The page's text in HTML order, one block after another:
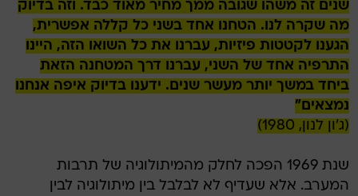
שנים זה משהו שגובה ממך מחיר מאוד כבד. וזה בדיוק
מה שקרה לנו. הטחנו אחד בשני כל קללה אפשרית,
הגענו לקטטות פיזיות, עברנו את כל השואו הזה, היינו
התרפיה אחד של השני, עברנו דרך המטחנה הזאת
ביחד במשך יותר מעשר שנים. ידענו בדיוק איפה אנחנו
נמצאים"
(ג'ון לנון, 1980)
שנת 1969 הפכה לחלק מהמיתולוגיה של תרבות
המערב. אלא שעדיף לא לבלבל בין מיתולוגיה לבין